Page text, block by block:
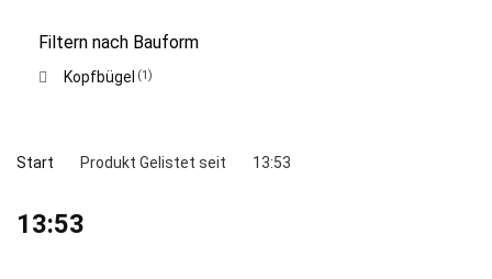
Filtern nach Bauform
Kopfbügel (1)
Start Produkt Gelistet seit 13:53
13:53